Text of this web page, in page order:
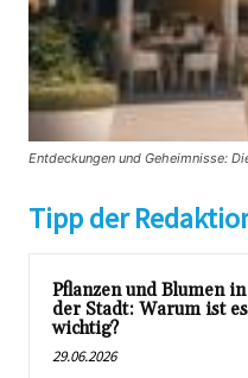
Entdeckungen und Geheimnisse:
Tipp der
Pflanzen und Blumen in
der Stadt: Warum ist es
wichtig?
29.06.2026